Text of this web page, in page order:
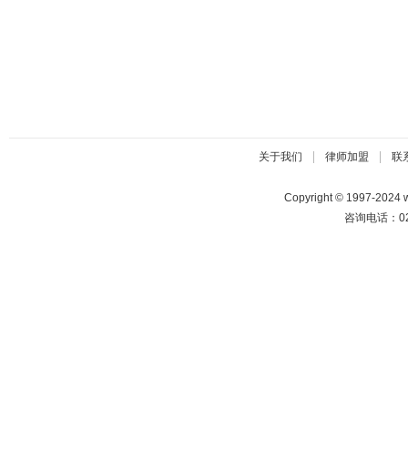
关于我们 律师加盟 联
Copyright © 1997-2024
咨询电话：